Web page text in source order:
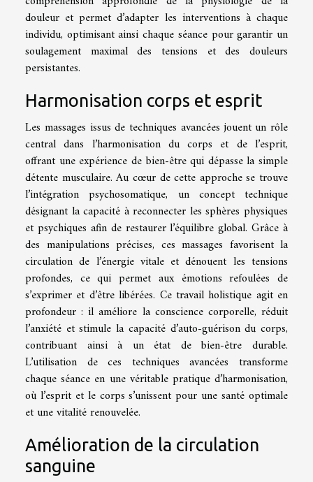
douleur et permet d’adapter les interventions à chaque
individu, optimisant ainsi chaque séance pour garantir un
soulagement maximal des tensions et des douleurs
persistantes.
Harmonisation corps et esprit
Les massages issus de techniques avancées jouent un rôle
central dans l’harmonisation du corps et de l’esprit,
offrant une expérience de bien-être qui dépasse la simple
détente musculaire. Au cœur de cette approche se trouve
l’intégration psychosomatique, un concept technique
désignant la capacité à reconnecter les sphères physiques
et psychiques afin de restaurer l’équilibre global. Grâce à
des manipulations précises, ces massages favorisent la
circulation de l’énergie vitale et dénouent les tensions
profondes, ce qui permet aux émotions refoulées de
s’exprimer et d’être libérées. Ce travail holistique agit en
profondeur : il améliore la conscience corporelle, réduit
l’anxiété et stimule la capacité d’auto-guérison du corps,
contribuant ainsi à un état de bien-être durable.
L’utilisation de ces techniques avancées transforme
chaque séance en une véritable pratique d’harmonisation,
où l’esprit et le corps s’unissent pour une santé optimale
et une vitalité renouvelée.
Amélioration de la circulation
sanguine